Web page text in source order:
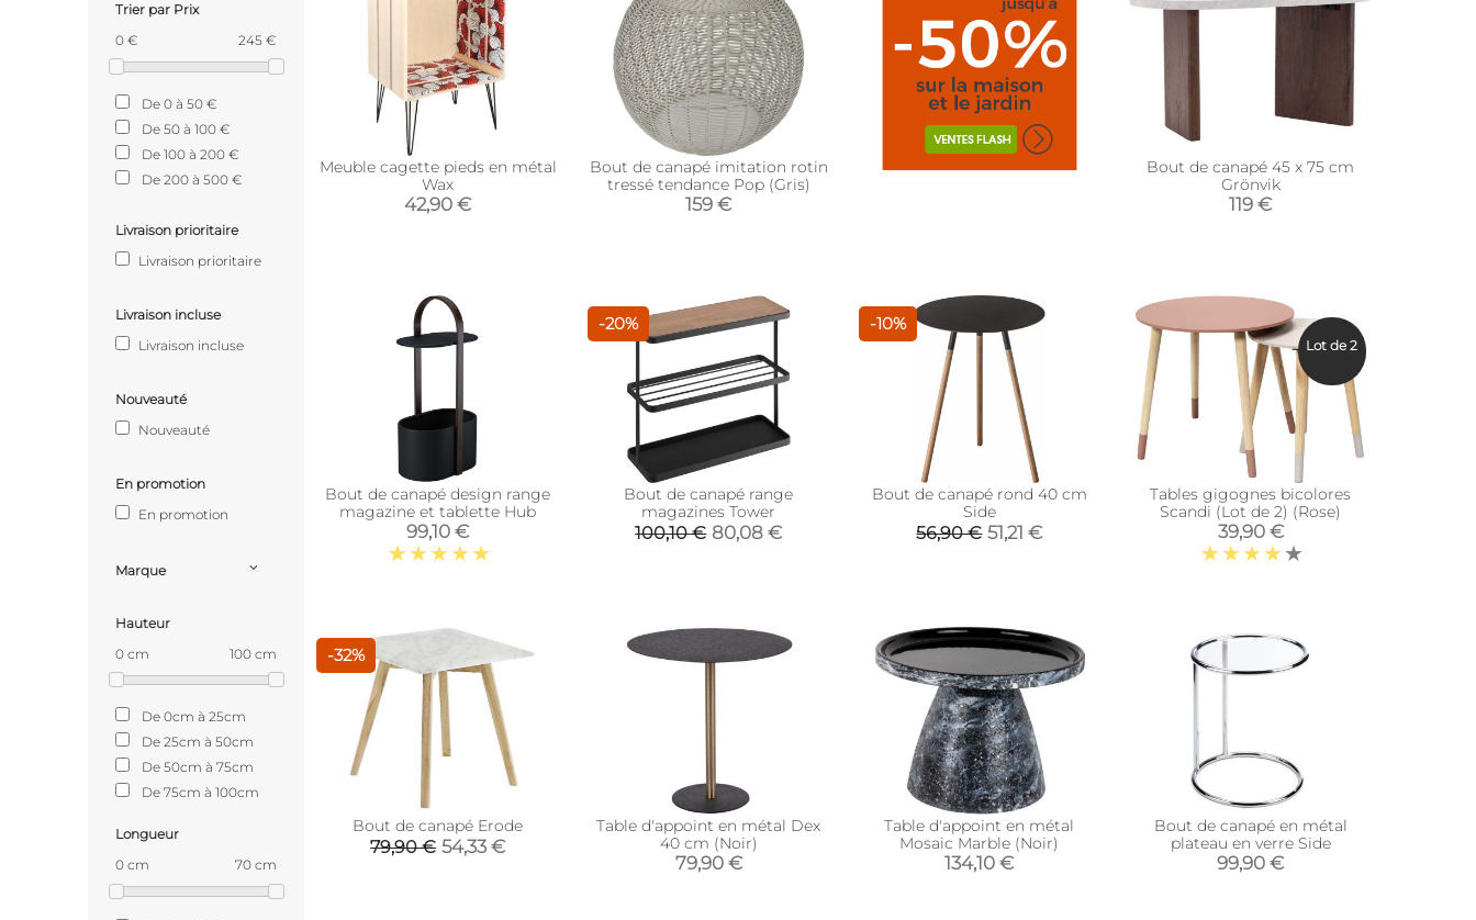
Trier par Prix
0 €
245 €
De 0 à 50 €
De 50 à 100 €
De 100 à 200 €
De 200 à 500 €
Livraison prioritaire
Livraison prioritaire
Livraison incluse
Livraison incluse
Nouveauté
Nouveauté
En promotion
En promotion
Marque
Hauteur
0 cm
100 cm
De 0cm à 25cm
De 25cm à 50cm
De 50cm à 75cm
De 75cm à 100cm
Longueur
0 cm
70 cm
Meuble cagette pieds en métal
Wax
42,90 €
Bout de canapé imitation rotin
tressé tendance Pop (Gris)
159 €
Bout de canapé 45 x 75 cm
Grönvik
119 €
Bout de canapé design range
magazine et tablette Hub
99,10 €
-20%
Bout de canapé range
magazines Tower
100,10 € 80,08 €
-10%
Bout de canapé rond 40 cm
Side
56,90 € 51,21 €
Tables gigognes bicolores
Scandi (Lot de 2) (Rose)
39,90 €
Lot de 2
-32%
Bout de canapé Erode
79,90 € 54,33 €
Table d'appoint en métal Dex
40 cm (Noir)
79,90 €
Table d'appoint en métal
Mosaic Marble (Noir)
134,10 €
Bout de canapé en métal
plateau en verre Side
99,90 €